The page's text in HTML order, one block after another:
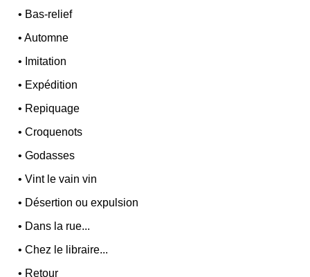
• Bas-relief
•Automne
• Imitation
• Expédition
• Repiquage
•Croquenots
•Godasses
•Vint le vain vin
• Désertion ou expulsion
• Dans la rue...
•Chez le libraire...
• Retour